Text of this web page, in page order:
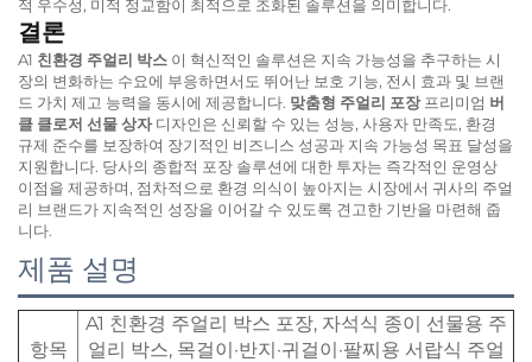
적 우수성, 미적 정교함이 최적으로 조화된 솔루션을 의미합니다.
결론
A1 친환경 주얼리 박스 이 혁신적인 솔루션은 지속 가능성을 추구하는 시
장의 변화하는 수요에 부응하면서도 뛰어난 보호 기능, 전시 효과 및 브랜
드 가치 제고 능력을 동시에 제공합니다. 맞춤형 주얼리 포장 프리미엄 버
클 클로저 선물 상자디자인은 신뢰할 수 있는 성능, 사용자 만족도, 환경
규제 준수를 보장하여 장기적인 비즈니스 성공과 지속 가능성 목표 달성을
지원합니다. 당사의 종합적 포장 솔루션에 대한 투자는 즉각적인 운영상
이점을 제공하며, 점차적으로 환경 의식이 높아지는 시장에서 귀사의 주얼
리 브랜드가 지속적인 성장을 이어갈 수 있도록 견고한 기반을 마련해 줍
니다.
제품 설명
항목
A1 친환경 주얼리 박스 포장, 자석식 종이 선물용 주
얼리 박스, 목걸이·반지·귀걸이·팔찌용 서랍식 주얼